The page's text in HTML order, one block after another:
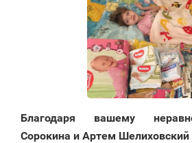
Благодаря вашему
Сорокина и Артем Шелиховский